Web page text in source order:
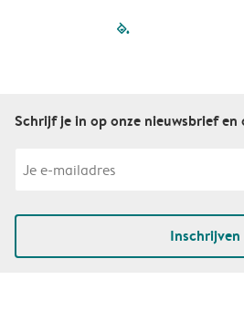
filled-
Schrijf je in op onze nieuwsbrief
Inschrijven